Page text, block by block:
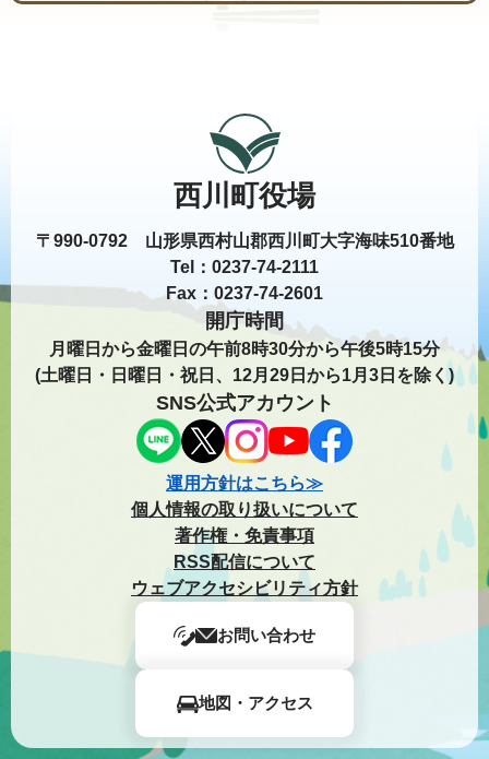
西川町役場
〒990-0792 山形県西村山郡西川町大字海味510番地
Tel：0237-74-2111
Fax：0237-74-2601
開庁時間
月曜日から金曜日の午前8時30分から午後5時15分
(土曜日・日曜日・祝日、12月29日から1月3日を除く)
SNS公式アカウント
運用方針はこちら≫
個人情報の取り扱いについて
著作権・免責事項
RSS配信について
ウェブアクセシビリティ方針
お問い合わせ
地図・アクセス